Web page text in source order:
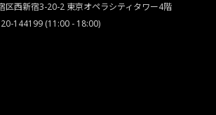
区西新宿3-20-2 東京オペラシティタワー4階
144199 (11:00 - 18:00)